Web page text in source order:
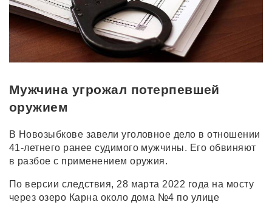
Мужчина угрожал потерпевшей
оружием
В Новозыбкове завели уголовное дело в отношении
41-летнего ранее судимого мужчины. Его обвиняют
в разбое с применением оружия.
По версии следствия, 28 марта 2022 года на мосту
через озеро Карна около дома №4 по улице